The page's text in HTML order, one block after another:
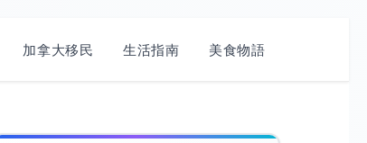
加拿大移民 生活指南 美食物語